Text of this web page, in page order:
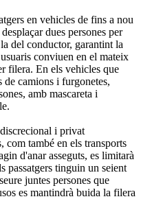
en vehicles de fins a nou
dues persones per
del conductor, garantint la
conviuen en el mateix
filera. En els vehicles que
camions i furgonetes,
amb mascareta i
i privat
com també en els transports
d'anar asseguts, es limitarà
passatgers tinguin un seient
juntes persones que
es mantindrà buida la filera